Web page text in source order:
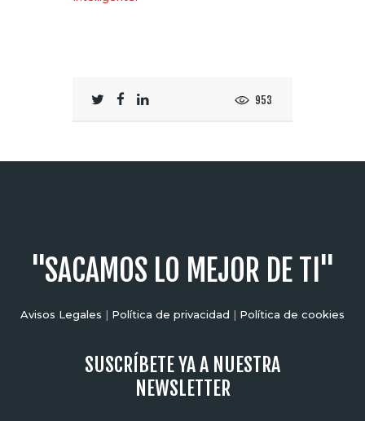
953
"SACAMOS LO MEJOR DE TI"
Avisos Legales | Política de privacidad | Política de cookies
SUSCRÍBETE YA A NUESTRA
NEWSLETTER